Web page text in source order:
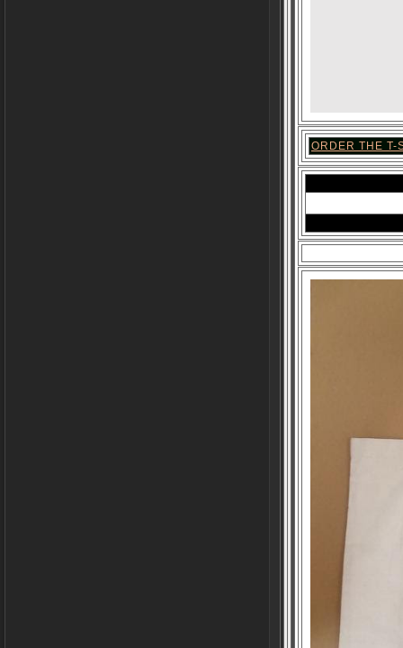
ORDER THE T-